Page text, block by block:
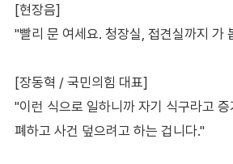
[현장음]
"빨리 문 여세요. 청장실, 접견실까지 가
[장동혁 / 국민의힘 대표]
"이런 식으로 일하니까 자기 식구라고
폐하고 사건 덮으려고 하는 겁니다."